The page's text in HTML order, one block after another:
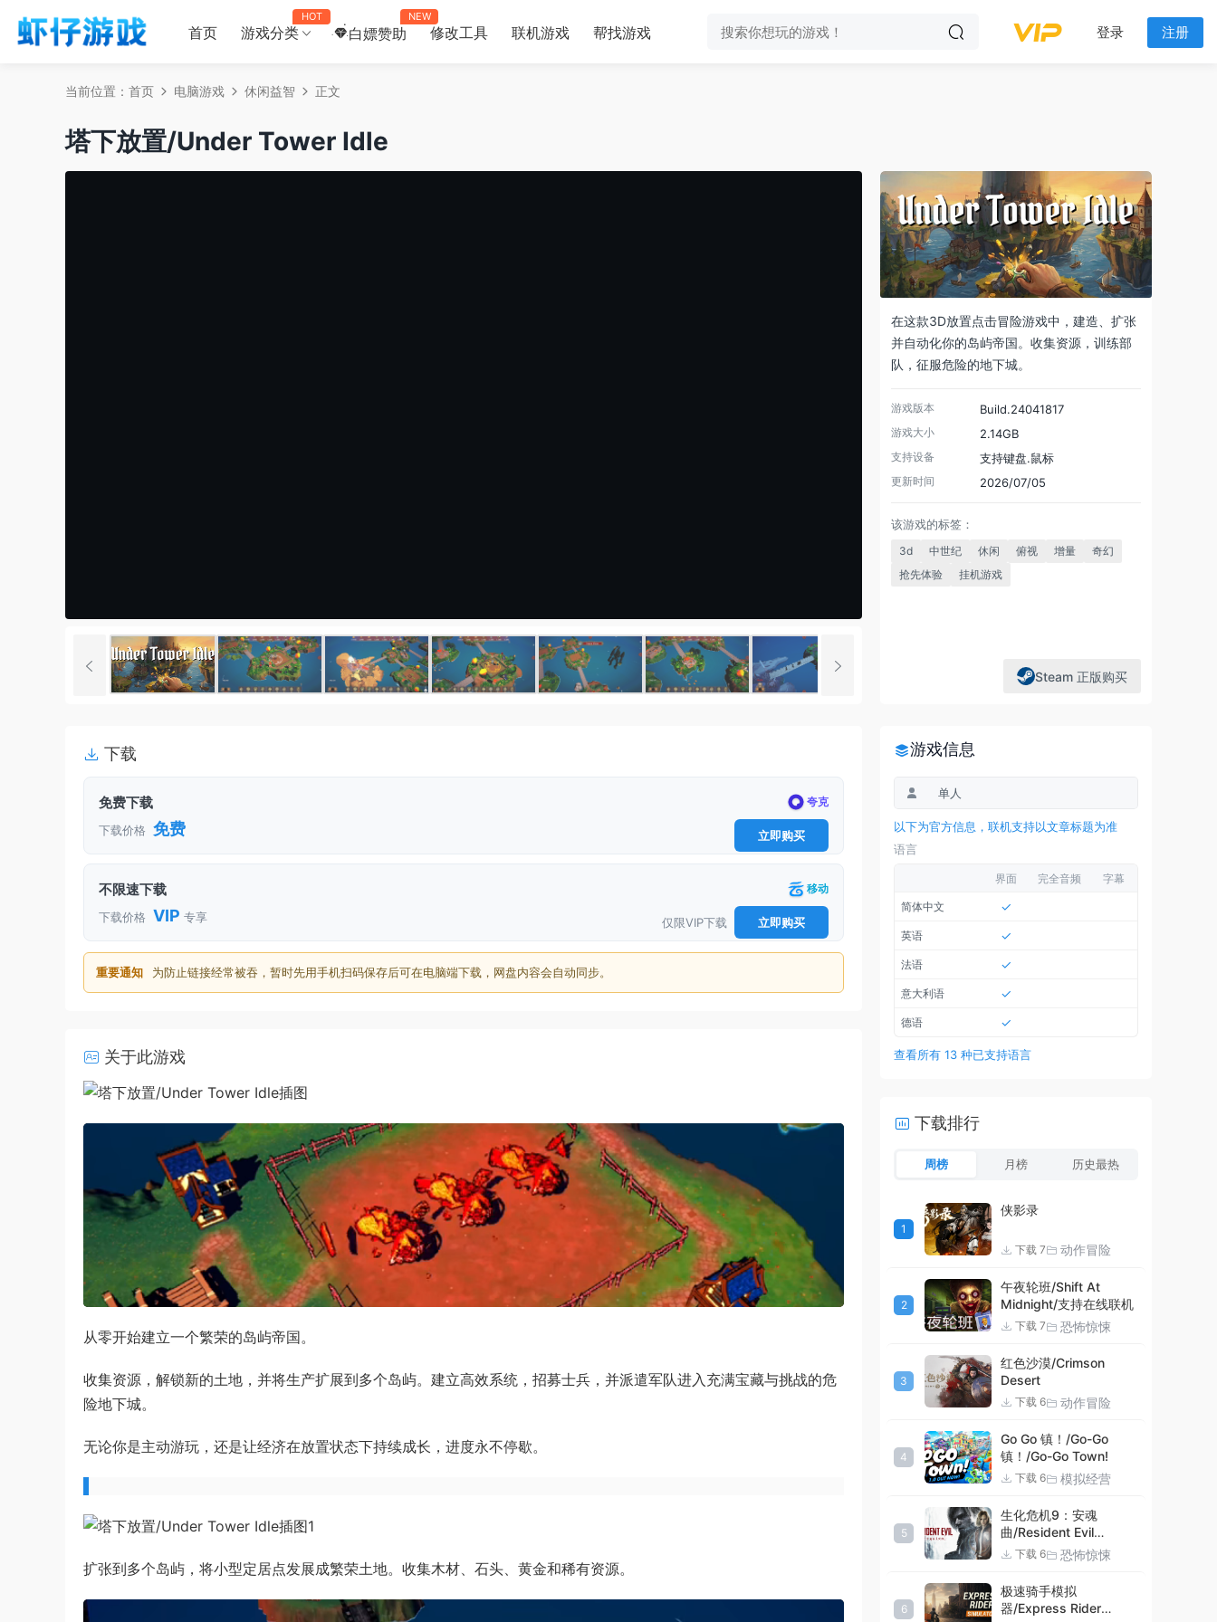
首页 游戏分类
HOT
白嫖赞助
NEW
修改工具 联机游戏 帮找游戏 登录 注册
当前位置： 首页 电脑游戏 休闲益智 正文
塔下放置/Under Tower Idle
在这款3D放置点击冒险游戏中，建造、扩张
并自动化你的岛屿帝国。收集资源，训练部
队，征服危险的地下城。
游戏版本 Build.24041817
游戏大小 2.14GB
支持设备 支持键盘.鼠标
更新时间 2026/07/05
该游戏的标签：
3d 中世纪 休闲 俯视 增量
奇幻
抢先体验
挂机游戏
Steam 正版购买
下载
免费下载 夸克
下载价格 免费 立即购买
不限速下载 移动
下载价格 VIP 专享 仅限VIP下载 立即购买
重要通知 为防止链接经常被吞，暂时先用手机扫码保存后可在电脑端下载，网盘内容会自动同步。
关于此游戏
从零开始建立一个繁荣的岛屿帝国。
收集资源，解锁新的土地，并将生产扩展到多个岛屿。建立高效系统，招募士兵，并派遣军队进入充满宝藏与挑战的危
险地下城。
无论你是主动游玩，还是让经济在放置状态下持续成长，进度永不停歇。
扩张到多个岛屿，将小型定居点发展成繁荣土地。收集木材、石头、黄金和稀有资源。
游戏信息
单人
以下为官方信息，联机支持以文章标题为准
语言
界面 完全音频 字幕
简体中文 ✓
英语 ✓
法语 ✓
意大利语 ✓
德语 ✓
查看所有 13 种已支持语言
下载排行
周榜 月榜 历史最热
1
侠影录
下载 7 动作冒险
2
午夜轮班/Shift At
Midnight/支持在线联机
下载 7 恐怖惊悚
3
红色沙漠/Crimson
Desert
下载 6 动作冒险
4
Go Go 镇！/Go-Go
镇！/Go-Go Town!
下载 6 模拟经营
5
生化危机9：安魂
曲/Resident Evil
Requiem
下载 6 恐怖惊悚
6
极速骑手模拟
器/Express Rider